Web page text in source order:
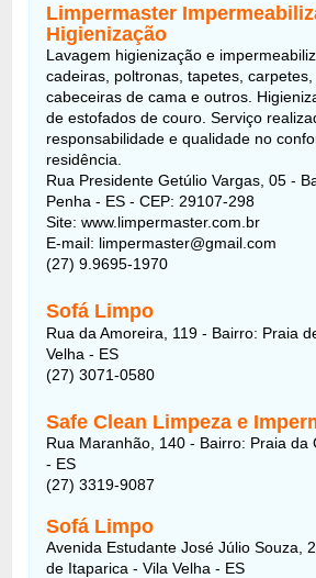
Limpermaster
Higienização
Lavagem higienização e
cadeiras, poltronas, tapetes, carpetes,
cabeceiras de cama e outros.
de estofados de couro. Serviço
responsabilidade e qualidade no
residência.
Rua Presidente Getúlio Vargas, 05 -
Penha - ES - CEP: 29107-298
Site: www.limpermaster.com.br
E-mail: limpermaster@gmail.com
(27) 9.9695-1970
Sofá Limpo
Rua da Amoreira, 119 - Bairro: Praia
Velha - ES
(27) 3071-0580
Safe Clean Limpeza e
Rua Maranhão, 140 - Bairro: Praia da
- ES
(27) 3319-9087
Sofá Limpo
Avenida Estudante José Júlio Souza,
de Itaparica - Vila Velha - ES